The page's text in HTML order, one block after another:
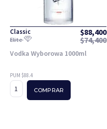
Classic $88,400
Elite $74,400
Vodka Wyborowa 1000ml
PUM $88.4
COMPRAR